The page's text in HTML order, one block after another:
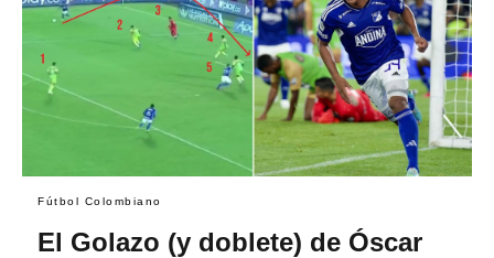
Fútbol Colombiano
El Golazo (y doblete) de Óscar